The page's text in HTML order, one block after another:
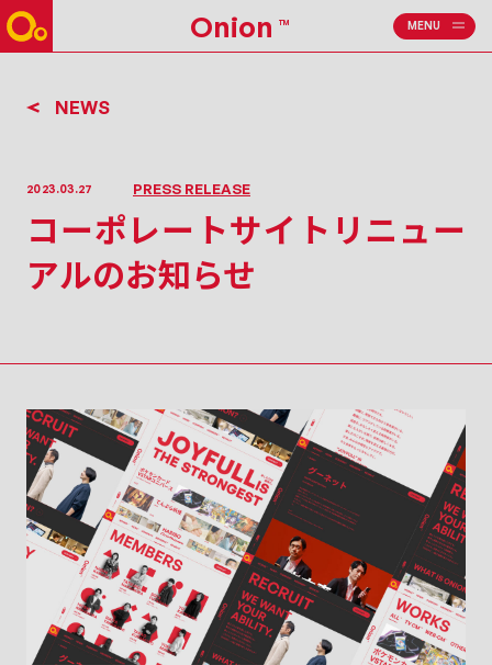
Onion TM
MENU
NEWS
2023.03.27 PRESS RELEASE
コーポレートサイトリニュー
アルのお知らせ